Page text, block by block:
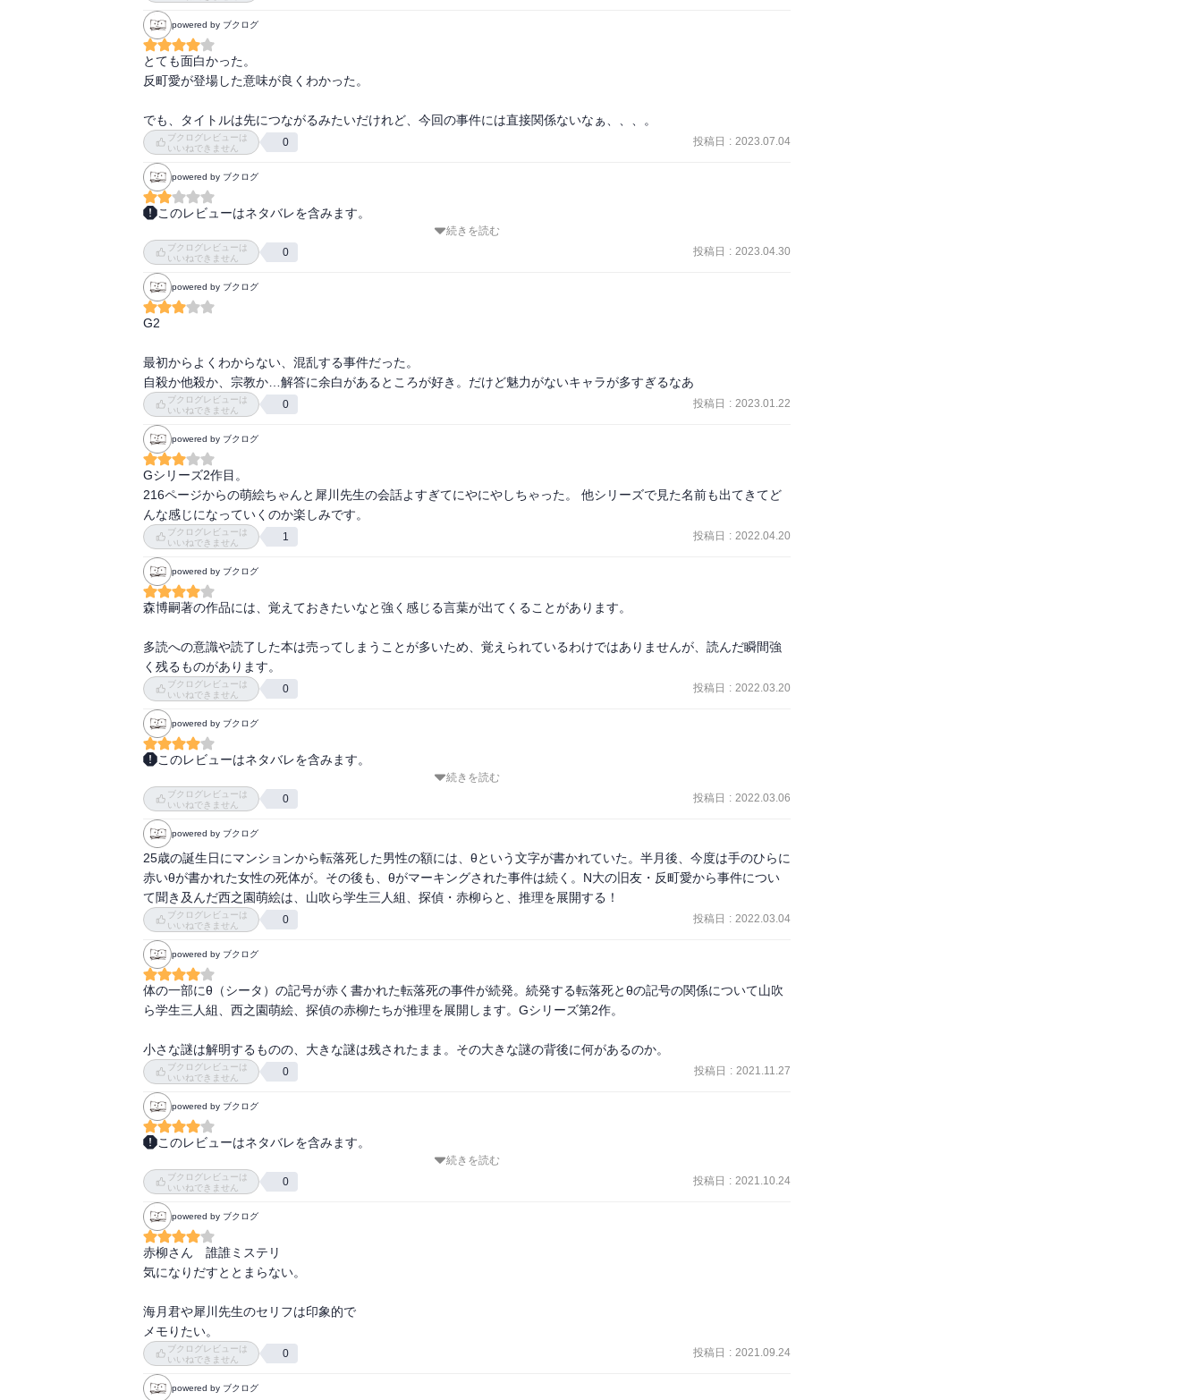
スマートフォン、アンテナはない。
犀川、メガネ、かけている。
ここの建物にいた集団？　真賀田四季？
保呂草。
https://www.text-hack.com/2021/05/mori-series.html
powered by ブクログ
とても面白かった。
反町愛が登場した意味が良くわかった。
でも、タイトルは先につながるみたいだけれど、今回の事件には直接関係ないなぁ、、、。
ブクログレビューは
いいねできません
0 投稿日 : 2023.07.04
powered by ブクログ
このレビューはネタバレを含みます。
今回は殺人事件感が無く、だいぶ難しかった。おいおい本当かよ、って推理。しかし、そう考えれば不思議な点は
無い、っていう推測なだけで事実ではないのかもしれない。そういうもやっとしたのを楽しめるかどうか。
続きを読む
ブクログレビューは
いいねできません
0 投稿日 : 2023.04.30
powered by ブクログ
G2
最初からよくわからない、混乱する事件だった。
自殺か他殺か、宗教か…解答に余白があるところが好き。だけど魅力がないキャラが多すぎるなあ
ブクログレビューは
いいねできません
0 投稿日 : 2023.01.22
powered by ブクログ
Gシリーズ2作目。
216ページからの萌絵ちゃんと犀川先生の会話よすぎてにやにやしちゃった。 他シリーズで見た名前も出てきてど
んな感じになっていくのか楽しみです。
ブクログレビューは
いいねできません
1 投稿日 : 2022.04.20
powered by ブクログ
森博嗣著の作品には、覚えておきたいなと強く感じる言葉が出てくることがあります。
多読への意識や読了した本は売ってしまうことが多いため、覚えられているわけではありませんが、読んだ瞬間強
く残るものがあります。
ブクログレビューは
いいねできません
0 投稿日 : 2022.03.20
powered by ブクログ
このレビューはネタバレを含みます。
今回も不思議で素敵でした。
反町愛ちゃんがよく登場したので、今まで以上に彼女のことが知れて、よきかなよきかな。
シータは謎めいていたし、連続自殺もはっきりと謎が解決していないのに終わってしまって、森博嗣さんといえば
こうだよね、とは思いつつも、なぜなのでしょうか？と？マークを残したまま、本を閉じたのでした。
自殺は本人には理由があったのだろうけれど、明確ではないし言葉で説明できるものでもないのかもしれない。そ
の時、飛び降りたかった。飛び降りてしまった。それだけ。
犯人の口から殺人の理由が語られることもなく、あくまでも犀川先生、海月くんの憶測が語られるのみ。
それが虚構の小説なのだけれど、リアルを感じさせてくれる。
Gシリーズもおもしろい。次々と読み進めたくなります。
続きを読む
ブクログレビューは
いいねできません
0 投稿日 : 2022.03.06
powered by ブクログ
25歳の誕生日にマンションから転落死した男性の額には、θという文字が書かれていた。半月後、今度は手のひらに
赤いθが書かれた女性の死体が。その後も、θがマーキングされた事件は続く。N大の旧友・反町愛から事件につい
て聞き及んだ西之園萌絵は、山吹ら学生三人組、探偵・赤柳らと、推理を展開する！
ブクログレビューは
いいねできません
0 投稿日 : 2022.03.04
powered by ブクログ
体の一部にθ（シータ）の記号が赤く書かれた転落死の事件が続発。続発する転落死とθの記号の関係について山吹
ら学生三人組、西之園萌絵、探偵の赤柳たちが推理を展開します。Gシリーズ第2作。
小さな謎は解明するものの、大きな謎は残されたまま。その大きな謎の背後に何があるのか。
ブクログレビューは
いいねできません
0 投稿日 : 2021.11.27
powered by ブクログ
このレビューはネタバレを含みます。
．
『θは遊んでくれたよ
ANOTHER PLAYMATE θ』
森 博嗣 著　読了
．
．
Gシリーズ2作目
．
．
体の一部分に
続きを読む
ブクログレビューは
いいねできません
0 投稿日 : 2021.10.24
powered by ブクログ
赤柳さん　誰誰ミステリ
気になりだすととまらない。
海月君や犀川先生のセリフは印象的で
メモりたい。
ブクログレビューは
いいねできません
0 投稿日 : 2021.09.24
powered by ブクログ